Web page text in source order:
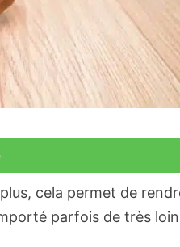
cela permet de
parfois de très